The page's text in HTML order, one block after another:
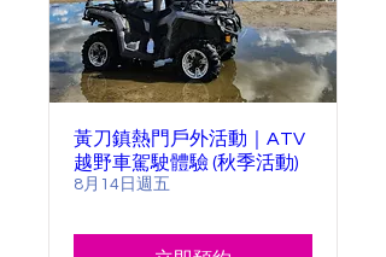
黃刀鎮熱門戶外活動｜ATV
越野車駕駛體驗 (秋季活動)
8月14日週五